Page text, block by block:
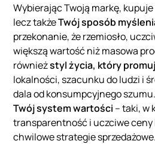
Wybierając Twoją markę,
lecz takżeTwój sposób
przekonanie, że rzemiosło,
większą wartość niż masowa
równieżstyl życia, który
lokalności, szacunku do ludzi i
dala od konsumpcyjnego
Twój system wartości – taki, w
transparentność i uczciwe ceny
chwilowe strategie sprzedażowe.